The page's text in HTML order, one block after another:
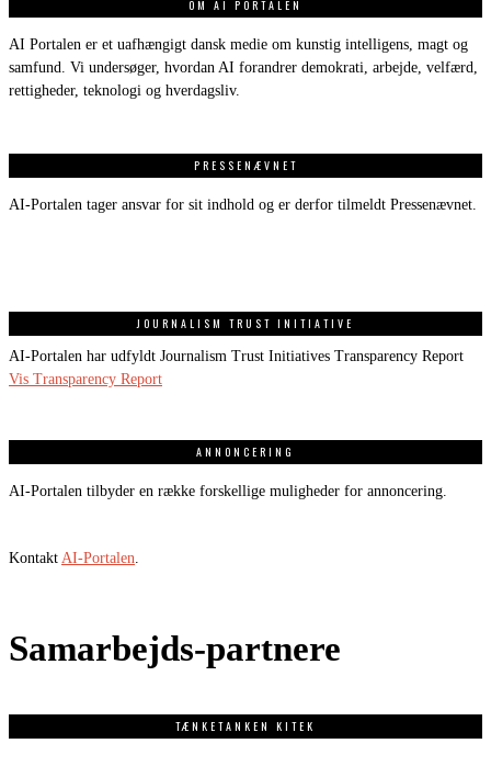
OM AI PORTALEN
AI Portalen er et uafhængigt dansk medie om kunstig intelligens, magt og
samfund. Vi undersøger, hvordan AI forandrer demokrati, arbejde, velfærd,
rettigheder, teknologi og hverdagsliv.
PRESSENÆVNET
AI-Portalen tager ansvar for sit indhold og er derfor tilmeldt Pressenævnet.
JOURNALISM TRUST INITIATIVE
AI-Portalen har udfyldt Journalism Trust Initiatives Transparency Report
Vis Transparency Report
ANNONCERING
AI-Portalen tilbyder en række forskellige muligheder for annoncering.
Kontakt AI-Portalen
Samarbejds-partnere
TÆNKETANKEN KITEK